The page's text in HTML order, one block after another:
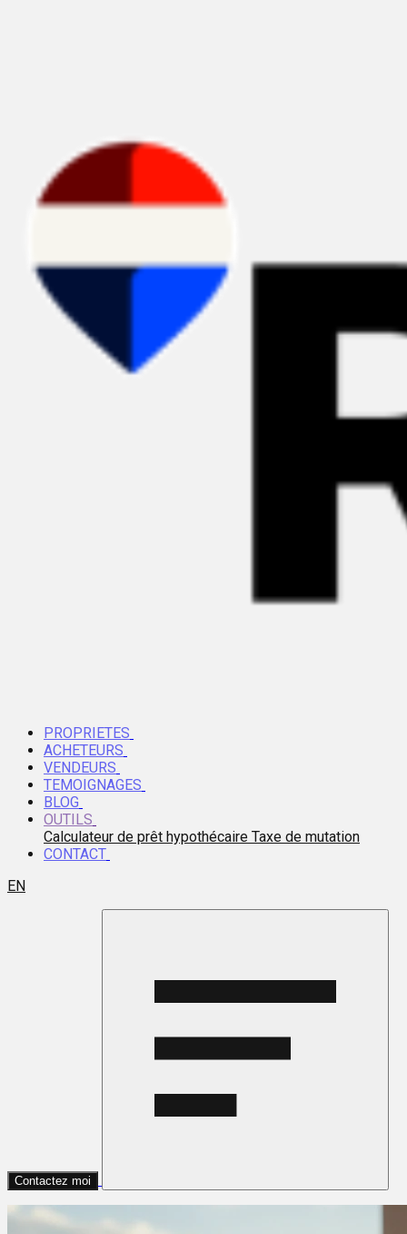
PROPRIETES
ACHETEURS
VENDEURS
TEMOIGNAGES
BLOG
OUTILS
Calculateur de prêt hypothécaire Taxe de mutation
CONTACT
EN
Contactez moi